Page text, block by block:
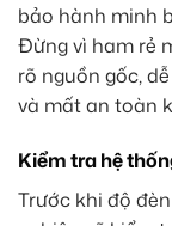
bảo hành minh
Đừng vì ham rẻ
rõ nguồn gốc,
và mất an toàn
Kiểm tra hệ
Trước khi độ